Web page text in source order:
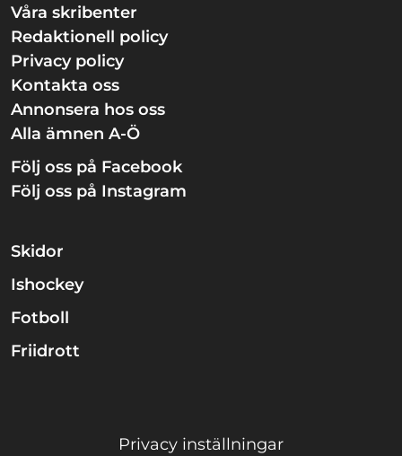
Våra skribenter
Redaktionell policy
Privacy policy
Kontakta oss
Annonsera hos oss
Alla ämnen A-Ö
Följ oss på Facebook
Följ oss på Instagram
Skidor
Ishockey
Fotboll
Friidrott
Privacy inställningar